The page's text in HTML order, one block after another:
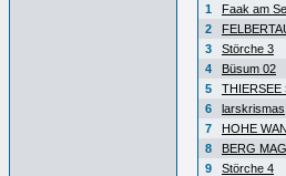
1
Faak am
2
3
Störche 3
4
Büsum 02
5
THIERSEE
6
larskrismas
7
HOHE
8
BERG
9
Störche 4